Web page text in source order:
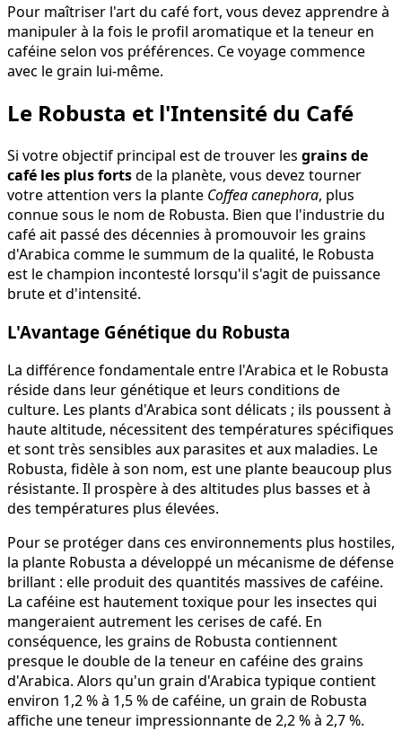
Pour maîtriser l'art du café fort, vous devez apprendre à
manipuler à la fois le profil aromatique et la teneur en
caféine selon vos préférences. Ce voyage commence
avec le grain lui-même.
Le Robusta et l'Intensité du Café
Si votre objectif principal est de trouver les grains de
café les plus fortsde la planète, vous devez tourner
votre attention vers la plante Coffea canephora, plus
connue sous le nom de Robusta. Bien que l'industrie du
café ait passé des décennies à promouvoir les grains
d'Arabica comme le summum de la qualité, le Robusta
est le champion incontesté lorsqu'il s'agit de puissance
brute et d'intensité.
L'Avantage Génétique du Robusta
La différence fondamentale entre l'Arabica et le Robusta
réside dans leur génétique et leurs conditions de
culture. Les plants d'Arabica sont délicats ; ils poussent à
haute altitude, nécessitent des températures spécifiques
et sont très sensibles aux parasites et aux maladies. Le
Robusta, fidèle à son nom, est une plante beaucoup plus
résistante. Il prospère à des altitudes plus basses et à
des températures plus élevées.
Pour se protéger dans ces environnements plus hostiles,
la plante Robusta a développé un mécanisme de défense
brillant : elle produit des quantités massives de caféine.
La caféine est hautement toxique pour les insectes qui
mangeraient autrement les cerises de café. En
conséquence, les grains de Robusta contiennent
presque le double de la teneur en caféine des grains
d'Arabica. Alors qu'un grain d'Arabica typique contient
environ 1,2 % à 1,5 % de caféine, un grain de Robusta
affiche une teneur impressionnante de 2,2 % à 2,7 %.